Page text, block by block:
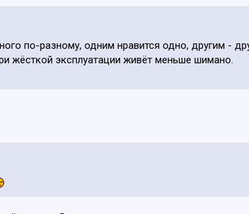
по-разному, одним нравится одно, другим -
жёсткой эксплуатации живёт меньше шимано.